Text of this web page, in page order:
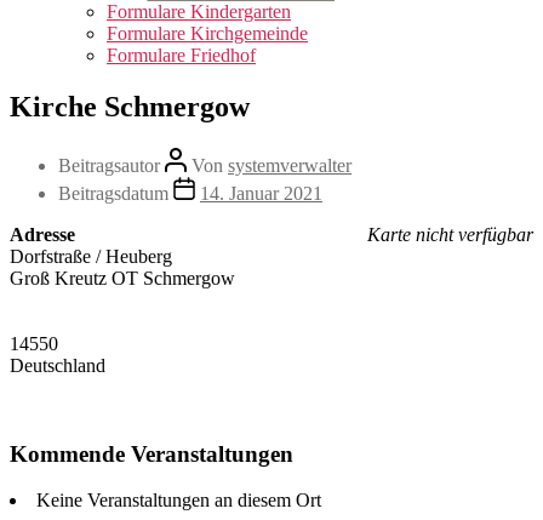
Formulare Kindergarten
Formulare Kirchgemeinde
Formulare Friedhof
Kirche Schmergow
Beitragsautor Von systemverwalter
Beitragsdatum
14. Januar 2021
Karte nicht verfügbar
Adresse
Dorfstraße / Heuberg
Groß Kreutz OT Schmergow
14550
Deutschland
Kommende Veranstaltungen
Keine Veranstaltungen an diesem Ort